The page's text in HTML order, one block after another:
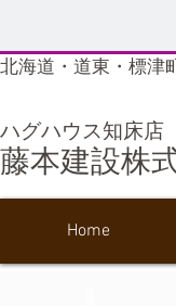
北海道・道東・標津
ハグハウス知床店
藤本建設株
Home